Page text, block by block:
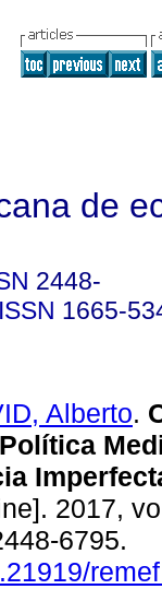
de
2448-
ISSN 1665-
Alberto.
2017,
6795.